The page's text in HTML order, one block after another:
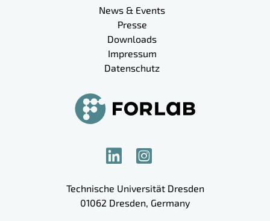
News & Events
Presse
Downloads
Impressum
Datenschutz
Technische Universität Dresden
01062 Dresden, Germany